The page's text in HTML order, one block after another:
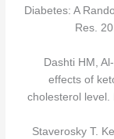
Diabetes: A
Res.
Dashti HM,
effects of
cholesterol level.
Staverosky T.